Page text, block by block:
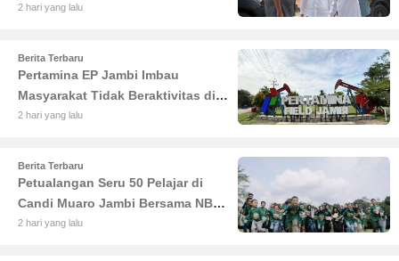
Haris Tekankan Sinergi
2 hari yang lalu
Berita Terbaru
Pertamina EP Jambi Imbau
Masyarakat Tidak Beraktivitas di
Atas Jalur Pipa Migas Demi
2 hari yang lalu
Berita Terbaru
Petualangan Seru 50 Pelajar di
Candi Muaro Jambi Bersama NBT
Coal Group
2 hari yang lalu